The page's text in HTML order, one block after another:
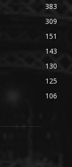
383
309
151
143
130
125
106